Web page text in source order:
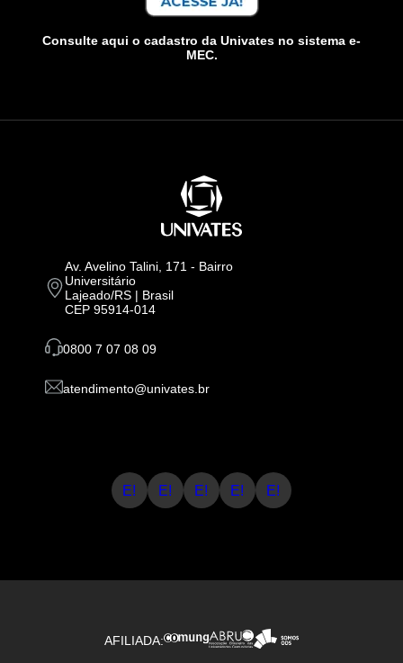
Consulte aqui o cadastro da Univates no sistema e-
MEC.
Av. Avelino Talini, 171 - Bairro
Universitário
Lajeado/RS | Brasil
CEP 95914-014
0800 7 07 08 09
atendimento@univates.br
E! E! E! E! E!
AFILIADA: